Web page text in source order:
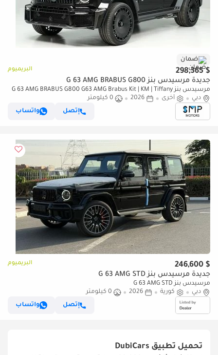
ضمان
$ 298,365 البريميوم
جديدة مرسيدس بنز G 63 AMG BRABUS G800
مرسيدس بنز G 63 AMG BRABUS G800 G63 AMG Brabus Kit | KM | Tiffany
Blue Interior
دبي أخرى 2026
0 كيلومتر
إتصل
واتساب
$ 246,600 البريميوم
جديدة مرسيدس بنز G 63 AMG STD
مرسيدس بنز G 63 AMG STD
دبي
كورية 2026
0 كيلومتر
إتصل
واتساب
تحميل تطبيق DubiCars